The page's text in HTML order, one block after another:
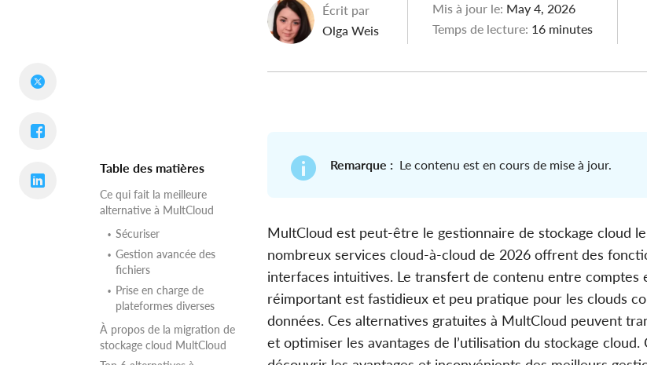
Écrit par
Olga Weis
Mis à jour le: May 4, 2026
Temps de lecture: 16 minutes
Table des matières
Ce qui fait la meilleure
alternative à MultCloud
Sécuriser
Gestion avancée des
fichiers
Prise en charge de
plateformes diverses
À propos de la migration de
stockage cloud MultCloud
Remarque : Le contenu est en cours de mise à jour.
MultCloud est peut-être le gestionnaire de stockage cloud
nombreux services cloud-à-cloud de 2026 offrent des
interfaces intuitives. Le transfert de contenu entre comptes
réimportant est fastidieux et peu pratique pour les clouds
données. Ces alternatives gratuites à MultCloud peuvent
et optimiser les avantages de l’utilisation du stockage